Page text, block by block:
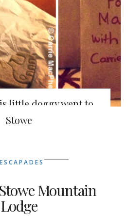
little doggy went to
Lodge
Stowe
Mountain
Lodge